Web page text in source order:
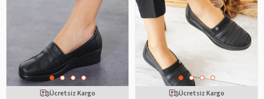
Ücretsiz Kargo Ücretsiz Kargo